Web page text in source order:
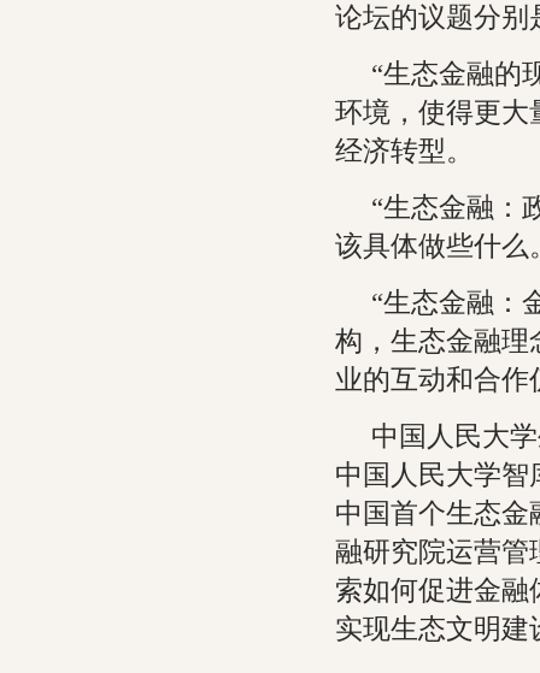
论坛的议题分别
“生态金融的
环境，使得更大
经济转型。
“生态金融：
该具体做些什么
“生态金融：
构，生态金融理
业的互动和合作
中国人民大
中国人民大学智
中国首个生态金
融研究院运营管
索如何促进金融
实现生态文明建